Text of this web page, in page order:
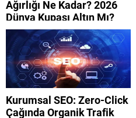
Ağırlığı Ne Kadar? 2026
Dünya Kupası Altın Mı?
Kurumsal SEO: Zero-Click
Çağında Organik Trafik